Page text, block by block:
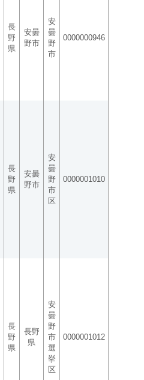
長
野
県
安曇
野市
安
曇
野
市
0000000946
長
野
県
安曇
野市
安
曇
野
市
区
0000001010
長
野
県
長野
県
安
曇
野
市
選
挙
区
0000001012